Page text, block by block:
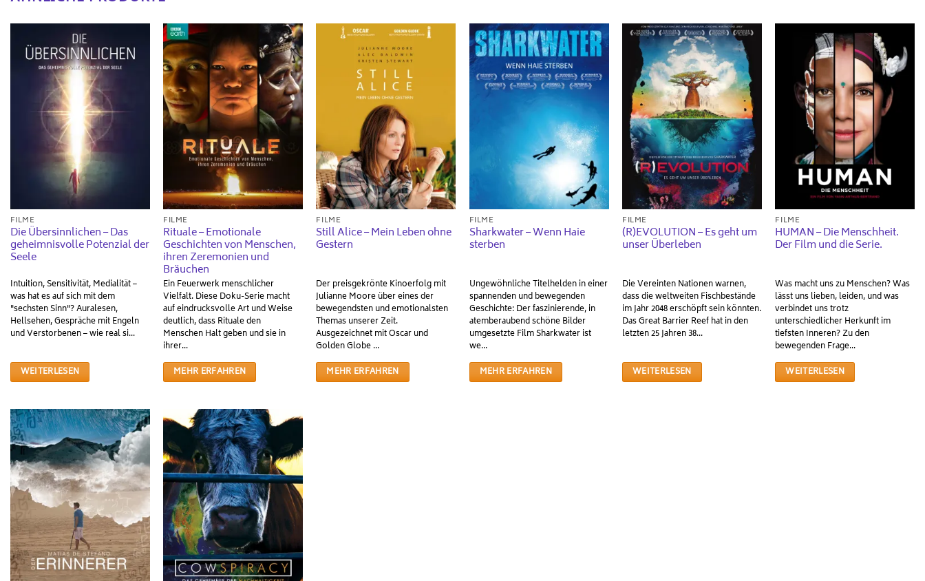
FILME
Die Übersinnlichen – Das
geheimnisvolle Potenzial der
Seele
Intuition, Sensitivität, Medialität –
was hat es auf sich mit dem
"sechsten Sinn"? Auralesen,
Hellsehen, Gespräche mit Engeln
und Verstorbenen – wie real si...
WEITERLESEN
FILME
Rituale – Emotionale
Geschichten von Menschen,
ihren Zeremonien und
Bräuchen
Ein Feuerwerk menschlicher
Vielfalt. Diese Doku-Serie macht
auf eindrucksvolle Art und Weise
deutlich, dass Rituale den
Menschen Halt geben und sie in
ihrer...
MEHR ERFAHREN
FILME
Still Alice – Mein Leben ohne
Gestern
Der preisgekrönte Kinoerfolg mit
Julianne Moore über eines der
bewegendsten und emotionalsten
Themas unserer Zeit.
Ausgezeichnet mit Oscar und
Golden Globe ...
MEHR ERFAHREN
FILME
Sharkwater – Wenn Haie
sterben
Ungewöhnliche Titelhelden in einer
spannenden und bewegenden
Geschichte: Der faszinierende, in
atemberaubend schöne Bilder
umgesetzte Film Sharkwater ist
we...
MEHR ERFAHREN
FILME
(R)EVOLUTION – Es geht um
unser Überleben
Die Vereinten Nationen warnen,
dass die weltweiten Fischbestände
im Jahr 2048 erschöpft sein könnten.
Das Great Barrier Reef hat in den
letzten 25 Jahren 38...
WEITERLESEN
FILME
HUMAN – Die Menschheit.
Der Film und die Serie.
Was macht uns zu Menschen? Was
lässt uns lieben, leiden, und was
verbindet uns trotz
unterschiedlicher Herkunft im
tiefsten Inneren? Zu den
bewegenden Frage...
WEITERLESEN